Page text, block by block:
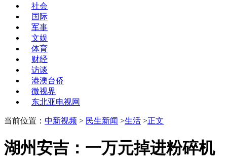
社会
国际
军事
文娱
体育
财经
访谈
港澳台侨
微视界
东北亚电视网
当前位置： 中新视频 > 民生新闻 >生活 >正文
湖州安吉：一万元掉进粉碎机